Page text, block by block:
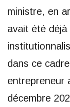
ministre, en
avait été
dans ce
entrepreneur
décembre